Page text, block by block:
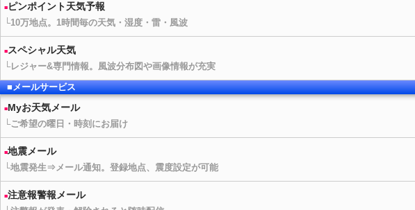
ピンポイント天気予報
└10万地点。1時間毎の天気 ・湿度・雷・風波
スペシャル天気
└レジャー&専門情報。風波分布図や画像情報が充実
■メールサービス
Myお天気メール
└ご希望の曜日・時刻にお届け
地震メール
└地震発生⇒メール通知。登録地点、震度設定が可能
注意報警報メール